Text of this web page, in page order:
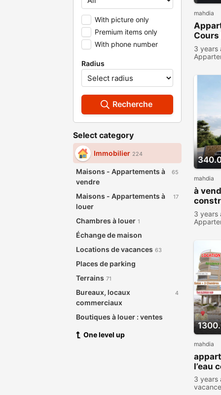
With picture only
Premium items only
With phone number
Radius
Recherche
Select category
Immobilier 224
Maisons - Appartements à
vendre
65
Maisons - Appartements à
louer
17
Chambres à louer 1
Échange de maison
Locations de vacances 63
Places de parking
Terrains 71
Bureaux, locaux
commerciaux
4
Boutiques à louer : ventes
One level up
mahdia
plein
3 years
mahdia
à
plage
3 years
mahdia
l’eau
3 years